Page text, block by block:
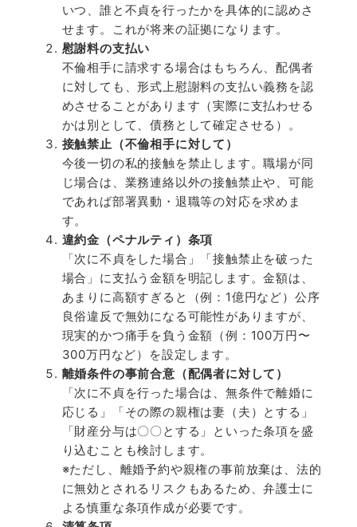
いつ、誰と不貞を行ったかを具体的に認めさ
せます。これが将来の証拠になります。
慰謝料の支払い
不倫相手に請求する場合はもちろん、配偶者
に対しても、形式上慰謝料の支払い義務を認
めさせることがあります（実際に支払わせる
かは別として、債務として確定させる）。
接触禁止（不倫相手に対して）
今後一切の私的接触を禁止します。職場が同
じ場合は、業務連絡以外の接触禁止や、可能
であれば部署異動・退職等の対応を求めま
す。
違約金（ペナルティ）条項
「次に不貞をした場合」「接触禁止を破った
場合」に支払う金額を明記します。金額は、
あまりに高額すぎると（例： 1億円など）公序
良俗違反で無効になる可能性がありますが、
現実的かつ痛手を負う金額（例： 100万円〜
300万円など）を設定します。
離婚条件の事前合意（配偶者に対して）
「次に不貞を行った場合は、無条件で離婚に
応じる」「その際の親権は妻（夫）とする」
「財産分与は〇〇とする」といった条項を盛
り込むことも検討します。
※ただし、離婚予約や親権の事前放棄は、法的
に無効とされるリスクもあるため、弁護士に
よる慎重な条項作成が必要です。